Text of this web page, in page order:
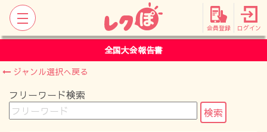
会員登録 ログイン
全国大会報告書
ジャンル選択へ戻る
フリーワード検索